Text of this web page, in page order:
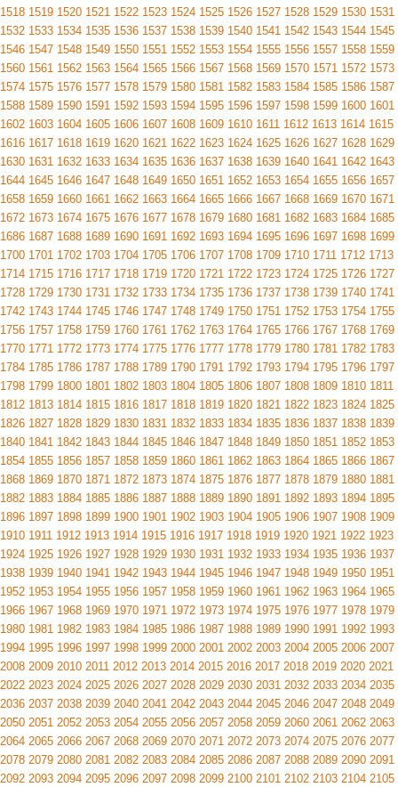
1518 1519 1520 1521 1522 1523 1524 1525 1526 1527 1528 1529 1530 1531
1532 1533 1534 1535 1536 1537 1538 1539 1540 1541 1542 1543 1544 1545
1546 1547 1548 1549 1550 1551 1552 1553 1554 1555 1556 1557 1558 1559
1560 1561 1562 1563 1564 1565 1566 1567 1568 1569 1570 1571 1572 1573
1574 1575 1576 1577 1578 1579 1580 1581 1582 1583 1584 1585 1586 1587
1588 1589 1590 1591 1592 1593 1594 1595 1596 1597 1598 1599 1600 1601
1602 1603 1604 1605 1606 1607 1608 1609 1610 1611 1612 1613 1614 1615
1616 1617 1618 1619 1620 1621 1622 1623 1624 1625 1626 1627 1628 1629
1630 1631 1632 1633 1634 1635 1636 1637 1638 1639 1640 1641 1642 1643
1644 1645 1646 1647 1648 1649 1650 1651 1652 1653 1654 1655 1656 1657
1658 1659 1660 1661 1662 1663 1664 1665 1666 1667 1668 1669 1670 1671
1672 1673 1674 1675 1676 1677 1678 1679 1680 1681 1682 1683 1684 1685
1686 1687 1688 1689 1690 1691 1692 1693 1694 1695 1696 1697 1698 1699
1700 1701 1702 1703 1704 1705 1706 1707 1708 1709 1710 1711 1712 1713
1714 1715 1716 1717 1718 1719 1720 1721 1722 1723 1724 1725 1726 1727
1728 1729 1730 1731 1732 1733 1734 1735 1736 1737 1738 1739 1740 1741
1742 1743 1744 1745 1746 1747 1748 1749 1750 1751 1752 1753 1754 1755
1756 1757 1758 1759 1760 1761 1762 1763 1764 1765 1766 1767 1768 1769
1770 1771 1772 1773 1774 1775 1776 1777 1778 1779 1780 1781 1782 1783
1784 1785 1786 1787 1788 1789 1790 1791 1792 1793 1794 1795 1796 1797
1798 1799 1800 1801 1802 1803 1804 1805 1806 1807 1808 1809 1810 1811
1812 1813 1814 1815 1816 1817 1818 1819 1820 1821 1822 1823 1824 1825
1826 1827 1828 1829 1830 1831 1832 1833 1834 1835 1836 1837 1838 1839
1840 1841 1842 1843 1844 1845 1846 1847 1848 1849 1850 1851 1852 1853
1854 1855 1856 1857 1858 1859 1860 1861 1862 1863 1864 1865 1866 1867
1868 1869 1870 1871 1872 1873 1874 1875 1876 1877 1878 1879 1880 1881
1882 1883 1884 1885 1886 1887 1888 1889 1890 1891 1892 1893 1894 1895
1896 1897 1898 1899 1900 1901 1902 1903 1904 1905 1906 1907 1908 1909
1910 1911 1912 1913 1914 1915 1916 1917 1918 1919 1920 1921 1922 1923
1924 1925 1926 1927 1928 1929 1930 1931 1932 1933 1934 1935 1936 1937
1938 1939 1940 1941 1942 1943 1944 1945 1946 1947 1948 1949 1950 1951
1952 1953 1954 1955 1956 1957 1958 1959 1960 1961 1962 1963 1964 1965
1966 1967 1968 1969 1970 1971 1972 1973 1974 1975 1976 1977 1978 1979
1980 1981 1982 1983 1984 1985 1986 1987 1988 1989 1990 1991 1992 1993
1994 1995 1996 1997 1998 1999 2000 2001 2002 2003 2004 2005 2006 2007
2008 2009 2010 2011 2012 2013 2014 2015 2016 2017 2018 2019 2020 2021
2022 2023 2024 2025 2026 2027 2028 2029 2030 2031 2032 2033 2034 2035
2036 2037 2038 2039 2040 2041 2042 2043 2044 2045 2046 2047 2048 2049
2050 2051 2052 2053 2054 2055 2056 2057 2058 2059 2060 2061 2062 2063
2064 2065 2066 2067 2068 2069 2070 2071 2072 2073 2074 2075 2076 2077
2078 2079 2080 2081 2082 2083 2084 2085 2086 2087 2088 2089 2090 2091
2092 2093 2094 2095 2096 2097 2098 2099 2100 2101 2102 2103 2104 2105